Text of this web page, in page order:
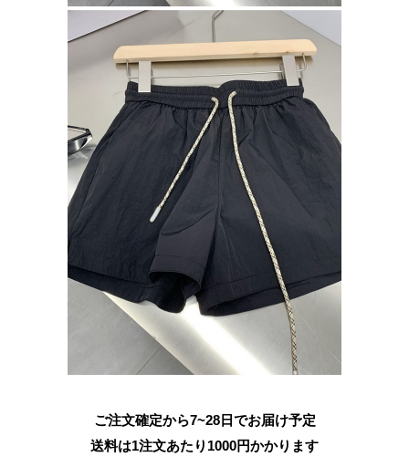
ご注文確定から7~28日でお届け予定
送料は1注文あたり 1000円かかります